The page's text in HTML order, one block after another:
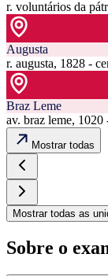
r. voluntários da
Augusta
r. augusta, 1828 -
Braz Leme
av. braz leme, 1020
Mostrar todas
Mostrar todas as
Sobre o